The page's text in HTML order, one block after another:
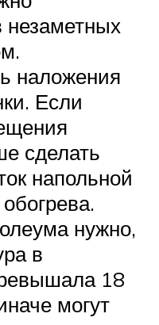
незаметных
наложения
Если
сделать
напольной
нужно,
в
18
могут